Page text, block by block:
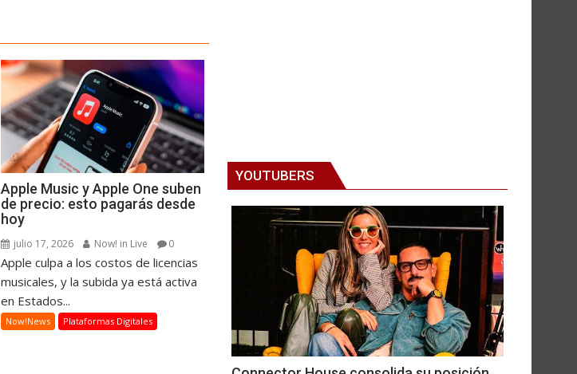
Apple Music y Apple One suben
de precio: esto pagarás desde
hoy
julio 17, 2026 Now! in Live 0
Apple culpa a los costos de licencias
musicales, y la subida ya está activa
en Estados...
Now!News Plataformas Digitales
YOUTUBERS